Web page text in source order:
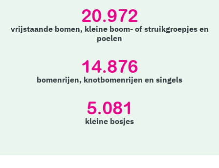
20.972
vrijstaande bomen, kleine boom- of struikgroepjes en
poelen
14.876
bomenrijen, knotbomenrijen en singels
5.081
kleine bosjes